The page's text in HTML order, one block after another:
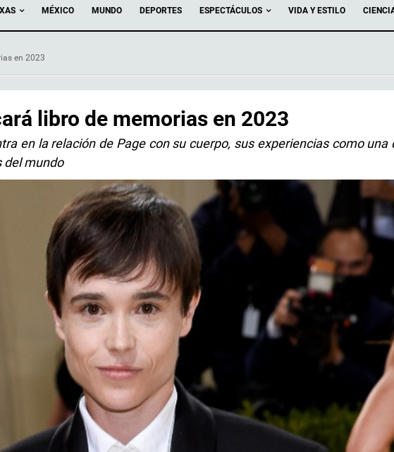
MÉXICO MUNDO DEPORTES ESPECTÁCULOS VIDA Y ESTILO
en 2023
libro de memorias en 2023
en la relación de Page con su cuerpo, sus experiencias como una
del mundo